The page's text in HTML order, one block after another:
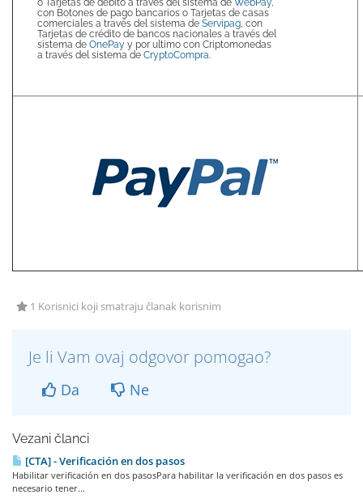
o Tarjetas de débito a través del sistema de WebPay,
con Botones de pago bancarios o Tarjetas de casas
comerciales a través del sistema de Servipag, con
Tarjetas de crédito de bancos nacionales a través del
sistema de OnePay y por ultimo con Criptomonedas
a través del sistema de CryptoCompra.
1 Korisnici koji smatraju članak korisnim
Je li Vam ovaj odgovor pomogao?
Da Ne
Vezani članci
[CTA] - Verificación en dos pasos
Habilitar verificación en dos pasosPara habilitar la verificación en dos pasos es
necesario tener...